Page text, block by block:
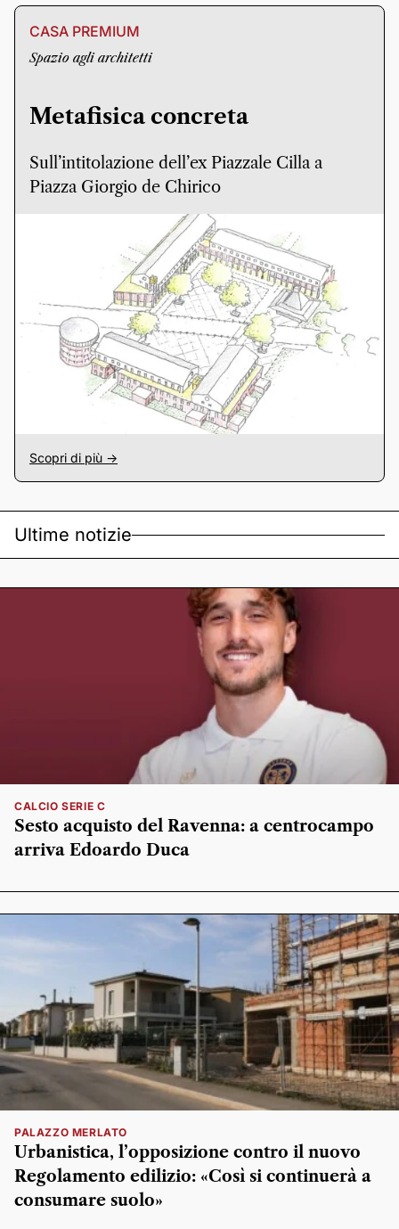
CASA PREMIUM
Spazio agli architetti
Metafisica concreta
Sull’intitolazione dell’ex Piazzale Cilla a
Piazza Giorgio de Chirico
Scopri di più ->
Ultime notizie
CALCIO SERIE C
Sesto acquisto del Ravenna: a centrocampo
arriva Edoardo Duca
PALAZZO MERLATO
Urbanistica, l’opposizione contro il nuovo
Regolamento edilizio: «Così si continuerà a
consumare suolo»